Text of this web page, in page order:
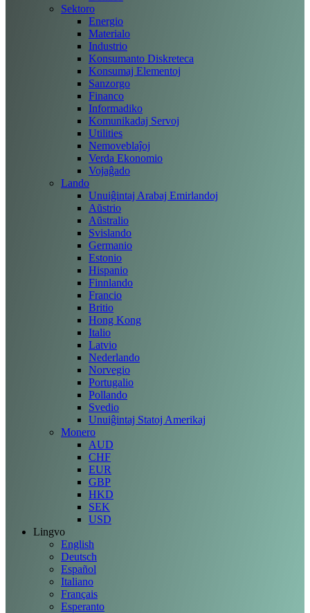
Sektoro
Energio
Materialo
Industrio
Konsumanto Diskreteca
Konsumaj Elementoj
Sanzorgo
Financo
Informadiko
Komunikadaj Servoj
Utilities
Nemoveblaĵoj
Verda Ekonomio
Vojaĝado
Lando
Unuiĝintaj Arabaj Emirlandoj
Aŭstrio
Aŭstralio
Svislando
Germanio
Estonio
Hispanio
Finnlando
Francio
Britio
Hong Kong
Italio
Latvio
Nederlando
Norvegio
Portugalio
Pollando
Svedio
Unuiĝintaj Statoj Amerikaj
Monero
AUD
CHF
EUR
GBP
HKD
SEK
USD
Lingvo
English
Deutsch
Español
Italiano
Français
Esperanto